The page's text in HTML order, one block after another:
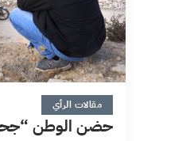
5 دقائق
مقالات الرأي
حضن الوطن